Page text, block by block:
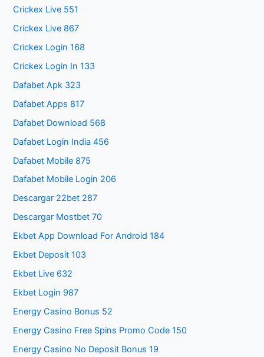
Crickex Live 551
Crickex Live 867
Crickex Login 168
Crickex Login In 133
Dafabet Apk 323
Dafabet Apps 817
Dafabet Download 568
Dafabet Login India 456
Dafabet Mobile 875
Dafabet Mobile Login 206
Descargar 22bet 287
Descargar Mostbet 70
Ekbet App Download For Android 184
Ekbet Deposit 103
Ekbet Live 632
Ekbet Login 987
Energy Casino Bonus 52
Energy Casino Free Spins Promo Code 150
Energy Casino No Deposit Bonus 19